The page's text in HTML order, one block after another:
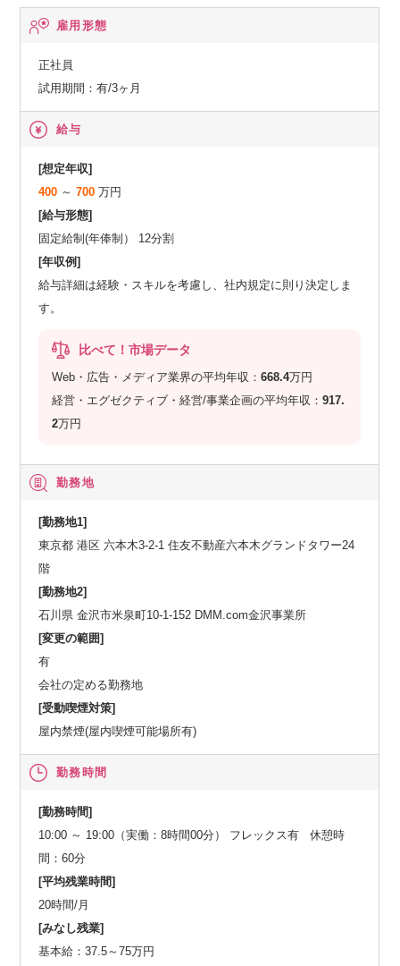
雇用形態
正社員
試用期間：有/3ヶ月
給与
[想定年収]
400 ～700 万円
[給与形態]
固定給制(年俸制） 12分割
[年収例]
給与詳細は経験・スキルを考慮し、社内規定に則り決定しま
す。
比べて！市場データ
Web・広告・メディア業界の平均年収：668.4万円
経営・エグゼクティブ・経営/事業企画の平均年収：917.
2万円
勤務地
[勤務地1]
東京都 港区 六本木3-2-1 住友不動産六本木グランドタワー24
階
[勤務地2]
石川県 金沢市米泉町10-1-152 DMM.com金沢事業所
[変更の範囲]
有
会社の定める勤務地
[受動喫煙対策]
屋内禁煙(屋内喫煙可能場所有)
勤務時間
[勤務時間]
10:00 ～ 19:00（実働：8時間00分） フレックス有 休憩時
間：60分
[平均残業時間]
20時間/月
[みなし残業]
基本給：37.5～75万円